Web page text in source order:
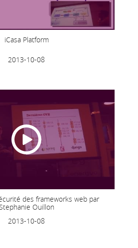
iCasa Platform
2013-10-08
des frameworks web par
Stephanie Ouillon
2013-10-08